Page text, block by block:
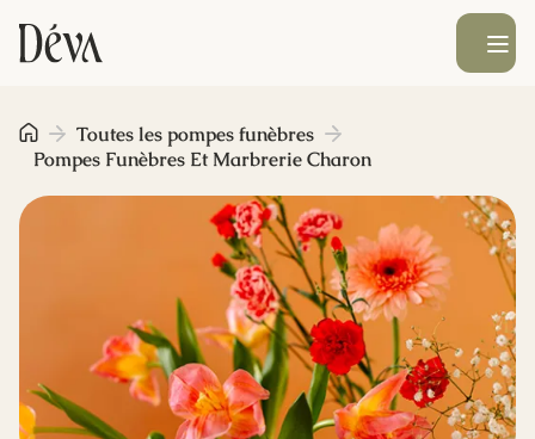
Obsèques
Prévoyance
Monument funéraire
Livraison de fleurs
Ouvrir le
Toutes les pompes funèbres
Pompes Funèbres Et Marbrerie Charon